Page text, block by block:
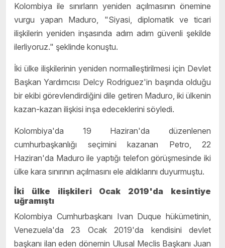
Kolombiya ile sınırların yeniden açılmasının önemine
vurgu yapan Maduro, "Siyasi, diplomatik ve ticari
ilişkilerin yeniden inşasında adım adım güvenli şekilde
ilerliyoruz." şeklinde konuştu.
İki ülke ilişkilerinin yeniden normalleştirilmesi için Devlet
Başkan Yardımcısı Delcy Rodriguez'in başında olduğu
bir ekibi görevlendirdiğini dile getiren Maduro, iki ülkenin
kazan-kazan ilişkisi inşa edeceklerini söyledi.
Kolombiya'da 19 Haziran'da düzenlenen
cumhurbaşkanlığı seçimini kazanan Petro, 22
Haziran'da Maduro ile yaptığı telefon görüşmesinde iki
ülke kara sınırının açılmasını ele aldıklarını duyurmuştu.
İki ülke ilişkileri Ocak 2019'da kesintiye
uğramıştı
Kolombiya Cumhurbaşkanı Ivan Duque hükümetinin,
Venezuela'da 23 Ocak 2019'da kendisini devlet
başkanı ilan eden dönemin Ulusal Meclis Başkanı Juan